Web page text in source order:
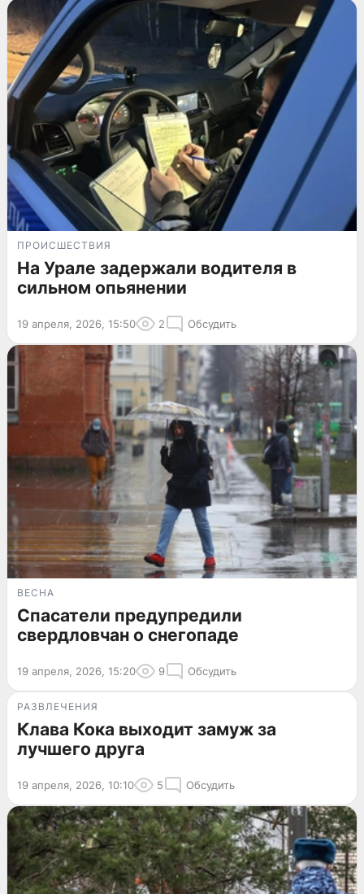
ПРОИСШЕСТВИЯ
На Урале задержали водителя в
сильном опьянении
19 апреля, 2026, 15:50 2 Обсудить
ВЕСНА
Спасатели предупредили
свердловчан о снегопаде
19 апреля, 2026, 15:20 9 Обсудить
РАЗВЛЕЧЕНИЯ
Клава Кока выходит замуж за
лучшего друга
19 апреля, 2026, 10:10 5 Обсудить